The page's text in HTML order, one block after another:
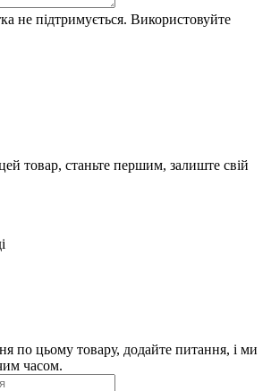
не підтримується. Використовуйте
товар, станьте першим, залиште свій
по цьому товару, додайте питання, і ми
часом.